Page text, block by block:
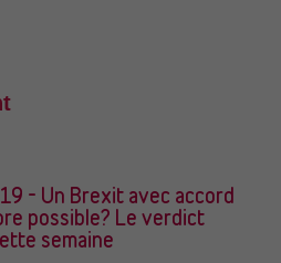
- Un Brexit avec accord
possible? Le verdict
semaine